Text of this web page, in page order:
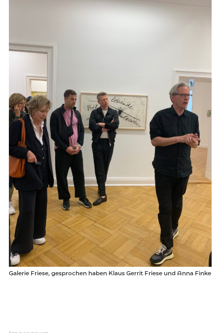
Galerie Friese, gesprochen haben Klaus Gerrit Friese und Anna Finke